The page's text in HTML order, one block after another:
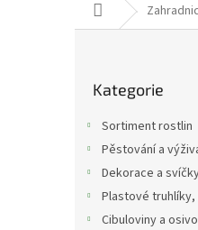
Domů
kategorie
Kategorie
Sortiment rostlin
Pěstování a
Dekorace a
Plastové
Cibuloviny a osivo